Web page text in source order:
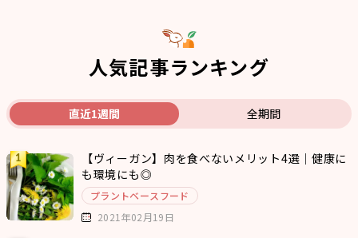
人気記事ランキング
直近1週間 全期間
【ヴィーガン】肉を食べないメリット4選｜健康に
も環境にも◎
プラントベースフード
2021年02月19日